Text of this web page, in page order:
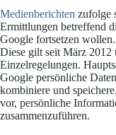
Medienberichten zufolge
Ermittlungen betreffend
Google fortsetzen wollen.
Diese gilt seit März 2012
Einzelregelungen.
Google persönliche
kombiniere und
vor, persönliche
zusammenzuführen.